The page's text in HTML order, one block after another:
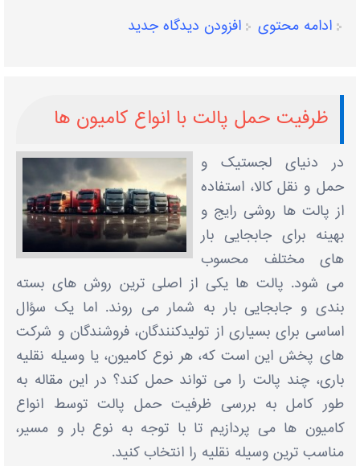
ادامه محتوی
افزودن دیدگاه جدید
ظرفیت حمل پالت با انواع کامیون ‌ها
در دنیای لجستیک و
حمل‌ و نقل کالا، استفاده
از پالت ‌ها روشی رایج و
بهینه برای جابجایی بار
های مختلف محسوب
می ‌شود. پالت ‌ها یکی از اصلی ‌ترین روش‌ های بسته‌
بندی و جابجایی بار به‌ شمار می ‌روند. اما یک سؤال
اساسی برای بسیاری از تولیدکنندگان، فروشندگان و شرکت‌
های پخش این است که، هر نوع کامیون، یا وسیله نقلیه
باری، چند پالت را می ‌تواند حمل کند؟ در این مقاله به‌
طور کامل به بررسی ظرفیت حمل پالت توسط انواع
کامیون ‌ها می ‌پردازیم تا با توجه به نوع بار و مسیر،
مناسب ‌ترین وسیله نقلیه را انتخاب کنید.